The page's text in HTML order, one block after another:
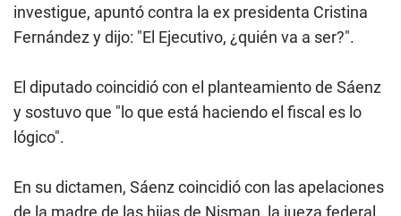
investigue, apuntó contra la ex presidenta Cristina
Fernández y dijo: "El Ejecutivo, ¿quién va a ser?".
El diputado coincidió con el planteamiento de Sáenz
y sostuvo que "lo que está haciendo el fiscal es lo
lógico".
En su dictamen, Sáenz coincidió con las apelaciones
de la madre de las hijas de Nisman, la jueza federal